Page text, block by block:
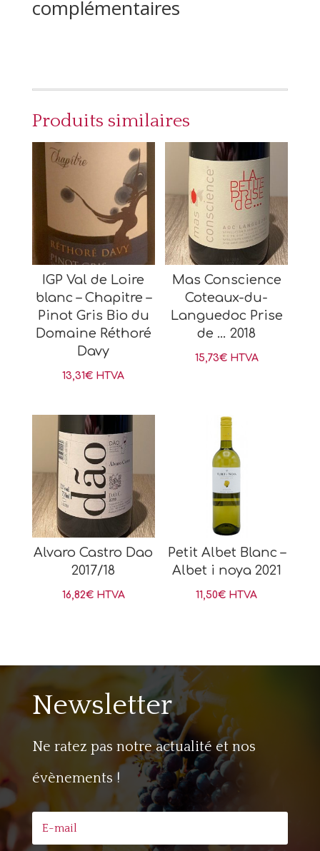
complémentaires
Produits similaires
IGP Val de Loire
blanc – Chapitre –
Pinot Gris Bio du
Domaine Réthoré
Davy
13,31€ HTVA
Mas Conscience
Coteaux-du-
Languedoc Prise
de … 2018
15,73€ HTVA
Alvaro Castro Dao
2017/18
16,82€ HTVA
Petit Albet Blanc –
Albet i noya 2021
11,50€ HTVA
Newsletter
Ne ratez pas notre actualité et nos
évènements !